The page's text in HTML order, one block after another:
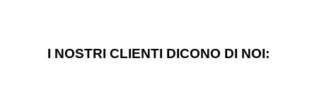
I NOSTRI CLIENTI DICONO DI NOI: